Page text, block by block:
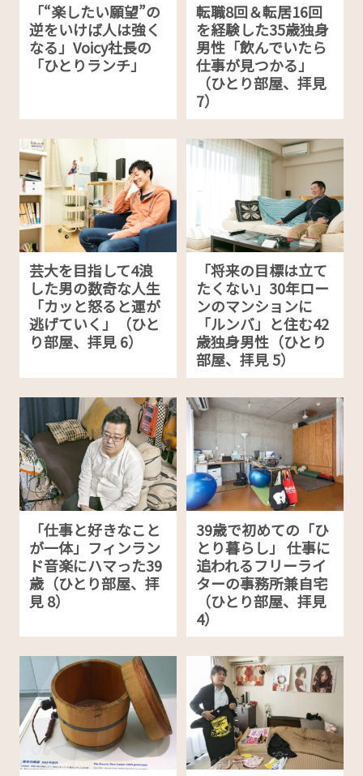
「“楽したい願望”の
逆をいけば人は強く
なる」Voicy社長の
「ひとりランチ」
転職8回＆転居16回
を経験した35歳独身
男性「飲んでいたら
仕事が見つかる」
（ひとり部屋、拝見
7）
芸大を目指して4浪
した男の数奇な人生
「カッと怒ると運が
逃げていく」（ひと
り部屋、拝見 6）
「将来の目標は立て
たくない」30年ロー
ンのマンションに
「ルンバ」と住む42
歳独身男性（ひとり
部屋、拝見 5）
「仕事と好きなこと
が一体」フィンラン
ド音楽にハマった39
歳（ひとり部屋、拝
見 8）
39歳で初めての「ひ
とり暮らし」 仕事に
追われるフリーライ
ターの事務所兼自宅
（ひとり部屋、拝見
4）